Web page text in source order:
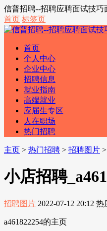
信普招聘--招聘应聘面试技巧
首页 标签页
首页
个人中心
企业中心
招聘信息
就业指南
高端就业
应届生专区
人在职场
热门招聘
主页 > 热门招聘 > 招聘图片 >
小店招聘
招聘图片 2022-07-12 20:12 热
a461822254的主页